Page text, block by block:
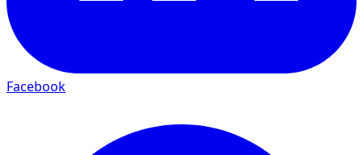
Facebook